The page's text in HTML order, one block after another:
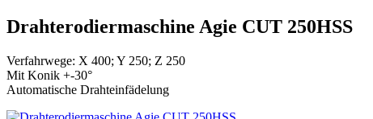
Drahterodiermaschine Agie CUT 250HSS
Verfahrwege: X 400; Y 250; Z 250
Mit Konik +-30°
Automatische Drahteinfädelung